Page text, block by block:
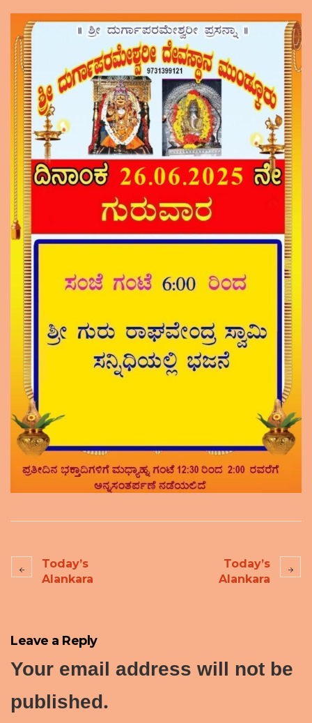
Today’s
Alankara
Today’s
Alankara
Leave a Reply
Your email address will not be
published.